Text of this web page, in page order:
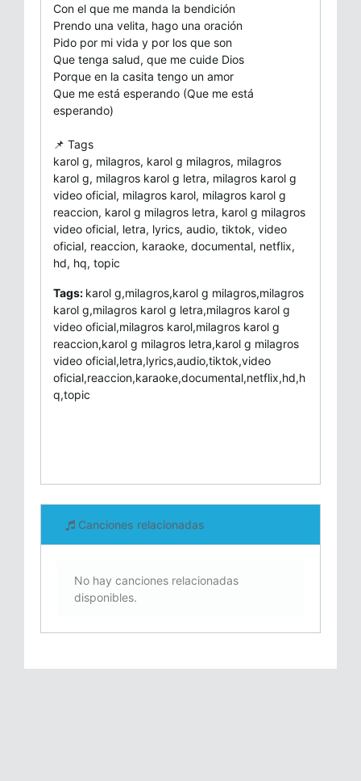
Con el que me manda la bendición
Prendo una velita, hago una oración
Pido por mi vida y por los que son
Que tenga salud, que me cuide Dios
Porque en la casita tengo un amor
Que me está esperando (Que me está
esperando)
📌 Tags
karol g, milagros, karol g milagros, milagros
karol g, milagros karol g letra, milagros karol g
video oficial, milagros karol, milagros karol g
reaccion, karol g milagros letra, karol g milagros
video oficial, letra, lyrics, audio, tiktok, video
oficial, reaccion, karaoke, documental, netflix,
hd, hq, topic
Tags: karol g,milagros,karol g milagros,milagros
karol g,milagros karol g letra,milagros karol g
video oficial,milagros karol,milagros karol g
reaccion,karol g milagros letra,karol g milagros
video oficial,letra,lyrics,audio,tiktok,video
oficial,reaccion,karaoke,documental,netflix,hd,h
q,topic
Canciones relacionadas
No hay canciones relacionadas
disponibles.